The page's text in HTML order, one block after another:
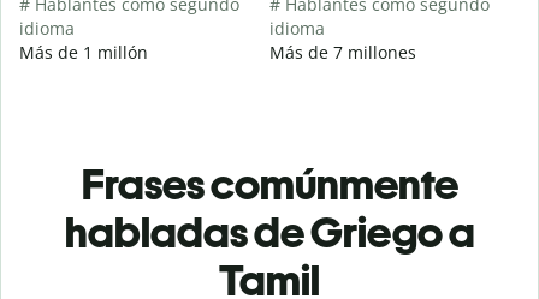
idioma
Más de 1 millón
idioma
Más de 7 millones
Frases comúnmente
habladas de Griego a
Tamil